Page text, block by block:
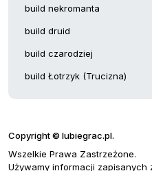
build nekromanta
build druid
build czarodziej
build Łotrzyk (Trucizna)
Copyright © lubiegrac.pl.
Wszelkie Prawa Zastrzeżone.
Używamy informacji